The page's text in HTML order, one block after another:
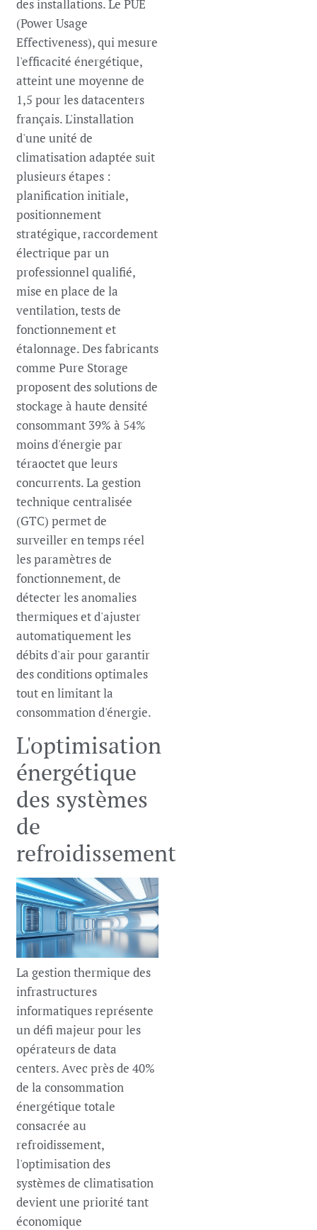
des installations. Le PUE
(Power Usage
Effectiveness), qui mesure
l'efficacité énergétique,
atteint une moyenne de
1,5 pour les datacenters
français. L'installation
d'une unité de
climatisation adaptée suit
plusieurs étapes :
planification initiale,
positionnement
stratégique, raccordement
électrique par un
professionnel qualifié,
mise en place de la
ventilation, tests de
fonctionnement et
étalonnage. Des fabricants
comme Pure Storage
proposent des solutions de
stockage à haute densité
consommant 39% à 54%
moins d'énergie par
téraoctet que leurs
concurrents. La gestion
technique centralisée
(GTC) permet de
surveiller en temps réel
les paramètres de
fonctionnement, de
détecter les anomalies
thermiques et d'ajuster
automatiquement les
débits d'air pour garantir
des conditions optimales
tout en limitant la
consommation d'énergie.
L'optimisation
énergétique
des systèmes
de
refroidissement
La gestion thermique des
infrastructures
informatiques représente
un défi majeur pour les
opérateurs de data
centers. Avec près de 40%
de la consommation
énergétique totale
consacrée au
refroidissement,
l'optimisation des
systèmes de climatisation
devient une priorité tant
économique